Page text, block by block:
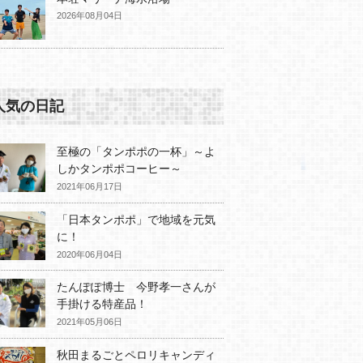
2026年08月04日
気の日記
至極の「タンポポの一杯」～よ
しかタンポポコーヒー～
2021年06月17日
「日本タンポポ」で地域を元気
に！
2020年06月04日
たんぽぽ博士 今野孝一さんが
手掛ける特産品！
2021年05月06日
秋田まるごとペロリキャンディ